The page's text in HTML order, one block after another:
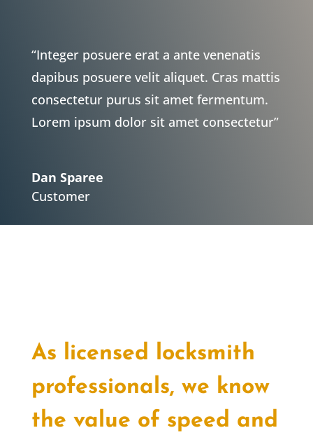
“Integer posuere erat a ante venenatis
dapibus posuere velit aliquet. Cras mattis
consectetur purus sit amet fermentum.
Lorem ipsum dolor sit amet consectetur”
Dan Sparee
Customer
As licensed locksmith
professionals, we know
the value of speed and